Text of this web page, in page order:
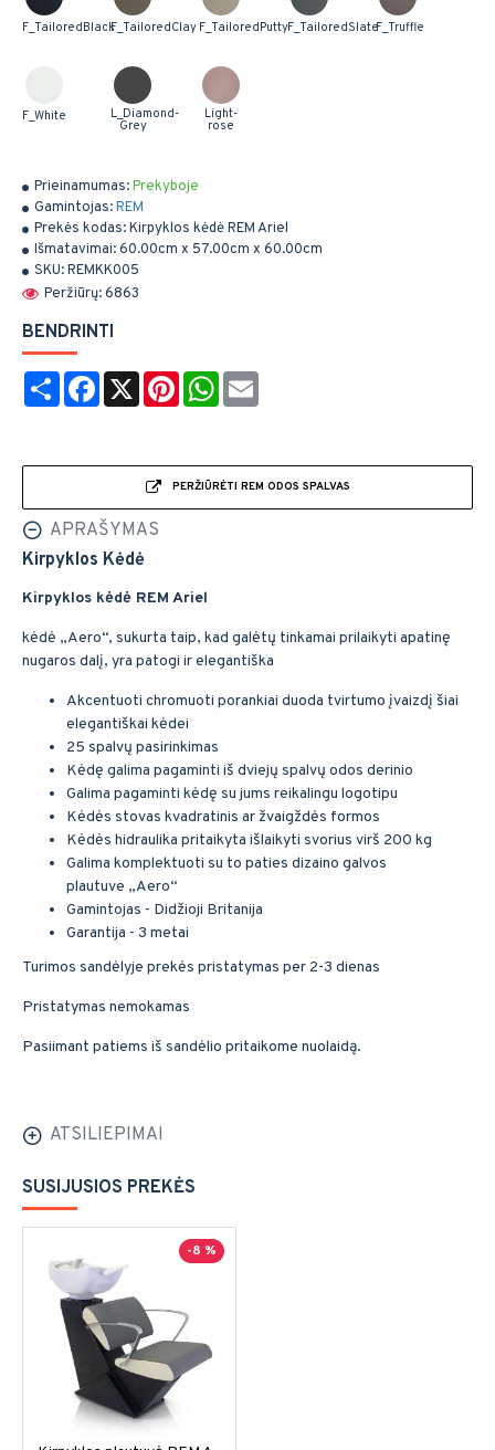
Prieinamumas:Prekyboje
Gamintojas:REM
Prekės kodas:Kirpyklos kėdė REM Ariel
Išmatavimai:60.00cm x 57.00cm x 60.00cm
SKU:REMKK005
Peržiūrų: 6863
F_TailoredBlackF_TailoredClay F_TailoredPuttyF_TailoredSlateF_Truffle
F_White L_Diamond-
Grey
Light-
rose
BENDRINTI
Share Facebook
X PinterestWhatsApp
PERŽIŪRĖTI REM ODOS SPALVAS
APRAŠYMAS
Kirpyklos Kėdė
Kirpyklos kėdė REM Ariel
kėdė „Aero“, sukurta taip, kad galėtų tinkamai prilaikyti apatinę
nugaros dalį, yra patogi ir elegantiška
Akcentuoti chromuoti porankiai duoda tvirtumo įvaizdį šiai
elegantiškai kėdei
25 spalvų pasirinkimas
Kėdę galima pagaminti iš dviejų spalvų odos derinio
Galima pagaminti kėdę su jums reikalingu logotipu
Kėdės stovas kvadratinis ar žvaigždės formos
Kėdės hidraulika pritaikyta išlaikyti svorius virš 200 kg
Galima komplektuoti su to paties dizaino galvos
plautuve „Aero“
Gamintojas - Didžioji Britanija
Garantija - 3 metai
Turimos sandėlyje prekės pristatymas per 2-3 dienas
Pristatymas nemokamas
Pasiimant patiems iš sandėlio pritaikome nuolaidą.
ATSILIEPIMAI
SUSIJUSIOS PREKĖS
-8 %